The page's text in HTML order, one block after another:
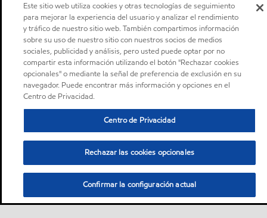
Este sitio web utiliza cookies y otras tecnologías de seguimiento
para mejorar la experiencia del usuario y analizar el rendimiento
y tráfico de nuestro sitio web. También compartimos información
sobre su uso de nuestro sitio con nuestros socios de medios
sociales, publicidad y análisis, pero usted puede optar por no
compartir esta información utilizando el botón "Rechazar cookies
opcionales" o mediante la señal de preferencia de exclusión en su
navegador. Puede encontrar más información y opciones en el
Centro de Privacidad.
Centro de Privacidad
Rechazar las cookies opcionales
Confirmar la configuración actual